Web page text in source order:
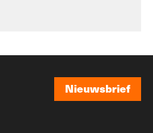
Nieuwsbrief